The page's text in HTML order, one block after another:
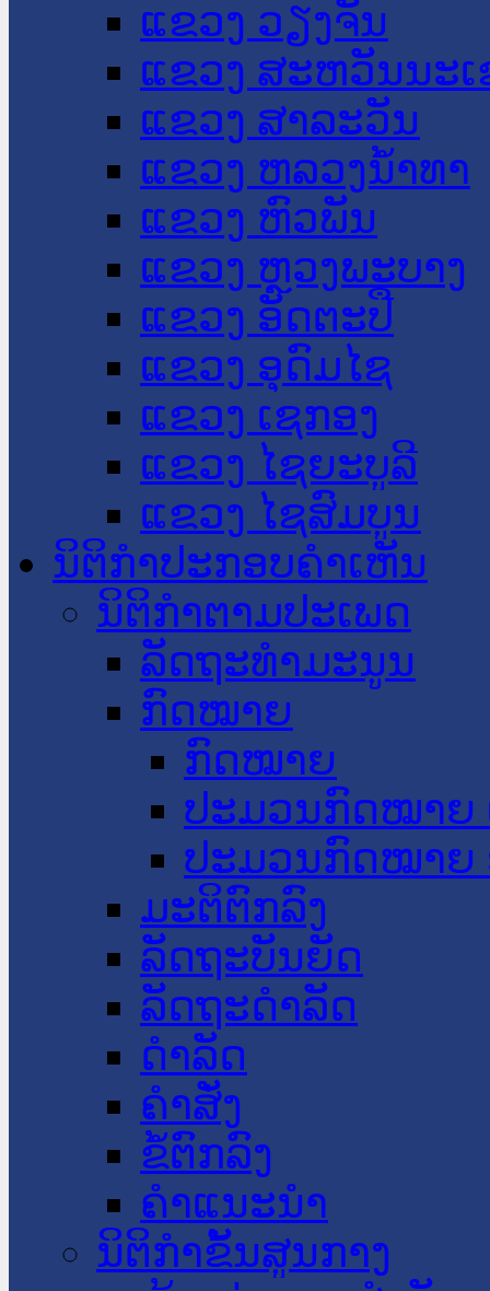
ແຂວງ ວຽງຈັນ
ແຂວງ ສະຫວັນນະ
ແຂວງ ສາລະວັນ
ແຂວງ ຫລວງນໍ້າທາ
ແຂວງ ຫົວພັນ
ແຂວງ ຫຼວງພະບາງ
ແຂວງ ອັດຕະປື
ແຂວງ ອຸດົມໄຊ
ແຂວງ ເຊກອງ
ແຂວງ ໄຊຍະບູລີ
ແຂວງ ໄຊສົມບູນ
ນິຕິກໍາປະກອບຄໍາເຫັນ
ນິຕິກໍາຕາມປະເພດ
ລັດຖະທໍາມະນູນ
ກົດໝາຍ
ກົດໝາຍ
ປະມວນກົດໝາຍ
ປະມວນກົດໝາຍ
ມະຕິຕົກລົງ
ລັດຖະບັນຍັດ
ລັດຖະດໍາລັດ
ດໍາລັດ
ຄໍາສັ່ງ
ຂໍ້ຕົກລົງ
ຄໍາແນະນໍາ
ນິຕິກຳຂັ້ນສູນກາງ